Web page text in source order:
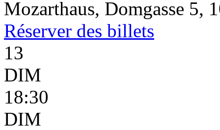
Mozarthaus, Domgasse 5,
Réserver des billets
13
DIM
18:30
DIM